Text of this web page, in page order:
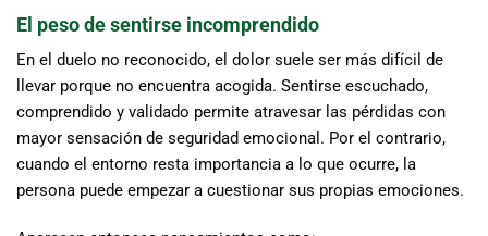
El peso de sentirse incomprendido
En el duelo no reconocido, el dolor suele ser más difícil de
llevar porque no encuentra acogida. Sentirse escuchado,
comprendido y validado permite atravesar las pérdidas con
mayor sensación de seguridad emocional. Por el contrario,
cuando el entorno resta importancia a lo que ocurre, la
persona puede empezar a cuestionar sus propias emociones.